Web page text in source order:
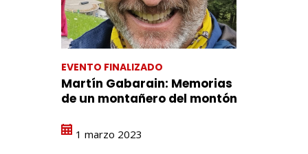
EVENTO FINALIZADO
Martín Gabarain: Memorias
de un montañero del montón
1 marzo 2023